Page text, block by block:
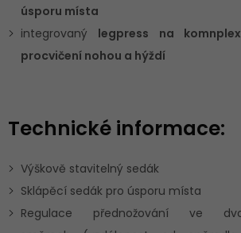
úsporu místa
integrovaný legpress na
procvičení nohou a hýždí
Technické informace:
Výškově stavitelný sedák
Sklápěcí sedák pro úsporu místa
Regulace přednožování ve